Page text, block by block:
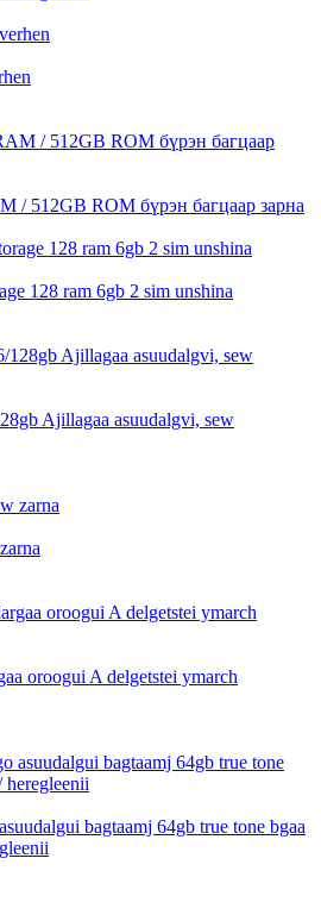
/ 512GB ROM бүрэн багцаар зарна
128 ram 6gb 2 sim unshina
Ajillagaa asuudalgvi, sew
oroogui A delgetstei ymarch
bagtaamj 64gb true tone bgaa